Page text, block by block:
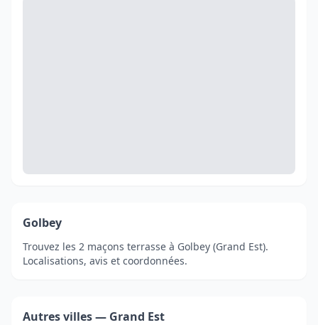
Golbey
Trouvez les 2 maçons terrasse à Golbey (Grand Est).
Localisations, avis et coordonnées.
Autres villes — Grand Est